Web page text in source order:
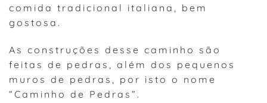
comida tradicional italiana, bem
gostosa.
As construções desse caminho são
feitas de pedras, além dos pequenos
muros de pedras, por isto o nome
“Caminho de Pedras”.